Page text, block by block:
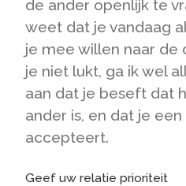
de ander openlijk te
weet dat je vandaag
je mee willen naar de
je niet lukt, ga ik wel
aan dat je beseft dat
ander is, en dat je een
accepteert.
Geef uw relatie prioriteit